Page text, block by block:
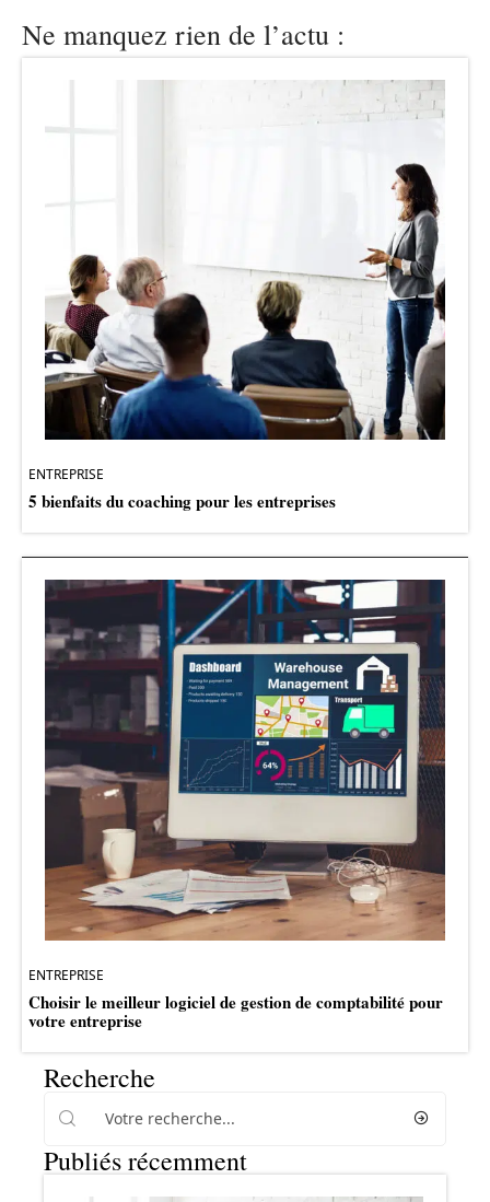
Ne manquez rien de l’actu :
ENTREPRISE
5 bienfaits du coaching pour les entreprises
ENTREPRISE
Choisir le meilleur logiciel de gestion de comptabilité pour
votre entreprise
Recherche
Publiés récemment